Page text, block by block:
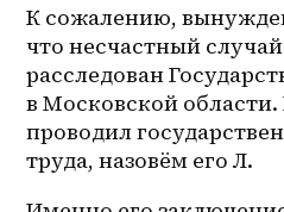
К сожалению,
что несчастный
расследован
в Московской
проводил
труда, назовём его Л.